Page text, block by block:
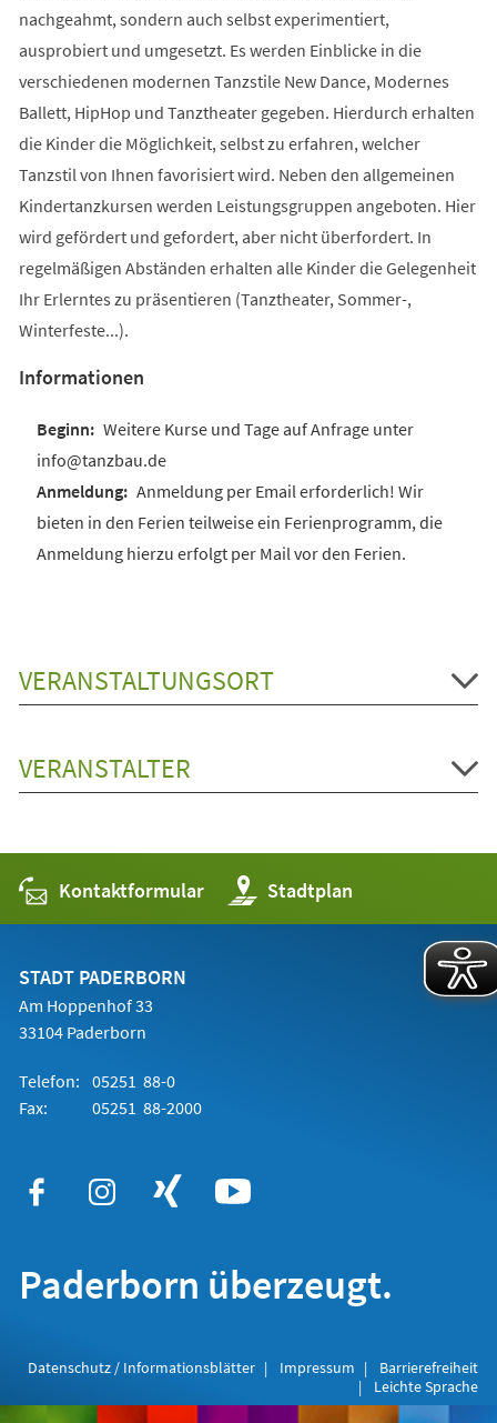
nachgeahmt, sondern auch selbst experimentiert,
ausprobiert und umgesetzt. Es werden Einblicke in die
verschiedenen modernen Tanzstile New Dance, Modernes
Ballett, HipHop und Tanztheater gegeben. Hierdurch erhalten
die Kinder die Möglichkeit, selbst zu erfahren, welcher
Tanzstil von Ihnen favorisiert wird. Neben den allgemeinen
Kindertanzkursen werden Leistungsgruppen angeboten. Hier
wird gefördert und gefordert, aber nicht überfordert. In
regelmäßigen Abständen erhalten alle Kinder die Gelegenheit
Ihr Erlerntes zu präsentieren (Tanztheater, Sommer-,
Winterfeste...).
Informationen
Weitere Kurse und Tage auf Anfrage unter
info@tanzbau.de
Anmeldung per Email erforderlich! Wir
bieten in den Ferien teilweise ein Ferienprogramm, die
Anmeldung hierzu erfolgt per Mail vor den Ferien.
VERANSTALTUNGSORT
VERANSTALTER
Kontaktformular Stadtplan
(Öffnet
in
einem
STADT PADERBORN
Am Hoppenhof 33
33104 Paderborn
Telefon: 05251 88-0
Fax:
05251 88-2000
Paderborn überzeugt.
Datenschutz / Informationsblätter Impressum
Barrierefreiheit
Leichte Sprache